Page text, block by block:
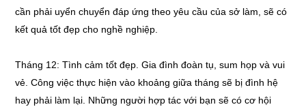
cần phải uyển chuyển đáp ứng theo yêu cầu của sở làm, sẽ có
kết quả tốt đẹp cho nghề nghiệp.
Tháng 12: Tình cảm tốt đẹp. Gia đình đoàn tụ, sum họp và vui
vẻ. Công việc thực hiện vào khoảng giữa tháng sẽ bị đình hệ
hay phải làm lại. Những người hợp tác với bạn sẽ có cơ hội